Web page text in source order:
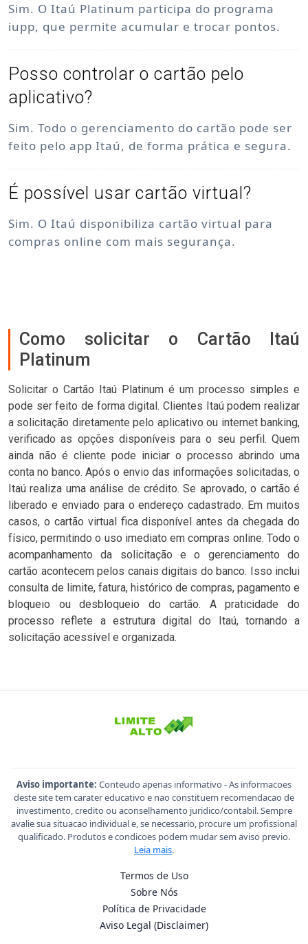
Sim. O Itaú Platinum participa do programa
iupp, que permite acumular e trocar pontos.
Posso controlar o cartão pelo
aplicativo?
Sim. Todo o gerenciamento do cartão pode ser
feito pelo app Itaú, de forma prática e segura.
É possível usar cartão virtual?
Sim. O Itaú disponibiliza cartão virtual para
compras online com mais segurança.
Como solicitar o Cartão Itaú
Platinum
Solicitar o Cartão Itaú Platinum é um processo simples e
pode ser feito de forma digital. Clientes Itaú podem realizar
a solicitação diretamente pelo aplicativo ou internet banking,
verificado as opções disponíveis para o seu perfil. Quem
ainda não é cliente pode iniciar o processo abrindo uma
conta no banco. Após o envio das informações solicitadas, o
Itaú realiza uma análise de crédito. Se aprovado, o cartão é
liberado e enviado para o endereço cadastrado. Em muitos
casos, o cartão virtual fica disponível antes da chegada do
físico, permitindo o uso imediato em compras online. Todo o
acompanhamento da solicitação e o gerenciamento do
cartão acontecem pelos canais digitais do banco. Isso inclui
consulta de limite, fatura, histórico de compras, pagamento e
bloqueio ou desbloqueio do cartão. A praticidade do
processo reflete a estrutura digital do Itaú, tornando a
solicitação acessível e organizada.
Aviso importante: Conteudo apenas informativo - As informacoes
deste site tem carater educativo e nao constituem recomendacao de
investimento, credito ou aconselhamento juridico/contabil. Sempre
avalie sua situacao individual e, se necessario, procure um profissional
qualificado. Produtos e condicoes podem mudar sem aviso previo.
Leia mais.
Termos de Uso
Sobre Nós
Política de Privacidade
Aviso Legal (Disclaimer)